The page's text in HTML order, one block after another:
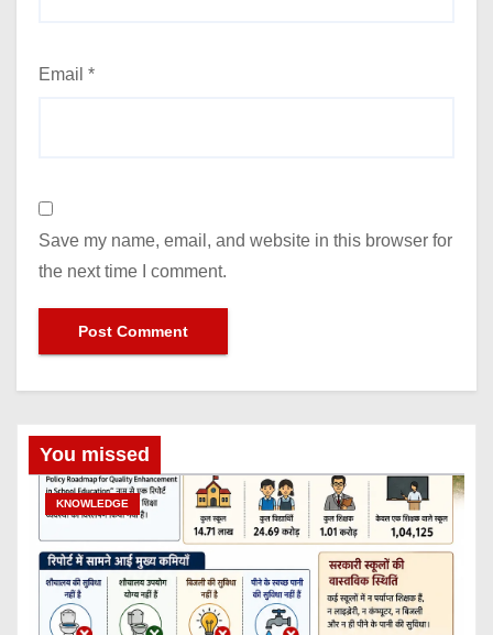
Email *
Save my name, email, and website in this browser for
the next time I comment.
You missed
KNOWLEDGE